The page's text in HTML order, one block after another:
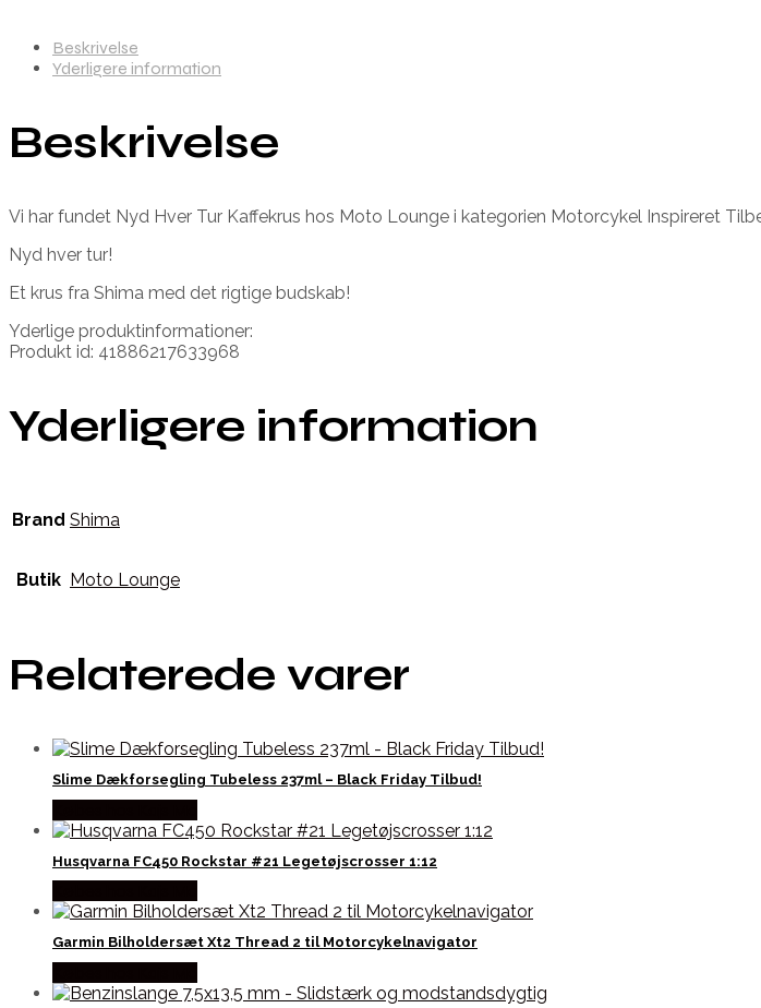
Beskrivelse
Yderligere information
Beskrivelse
Vi har fundet Nyd Hver Tur Kaffekrus hos Moto Lounge i kategorien Motorcykel Inspireret
Nyd hver tur!
Et krus fra Shima med det rigtige budskab!
Yderlige produktinformationer:
Produkt id: 41886217633968
Yderligere information
Brand Shima
Butik Moto Lounge
Relaterede varer
Slime Dækforsegling Tubeless 237ml – Black Friday Tilbud!
Husqvarna FC450 Rockstar #21 Legetøjscrosser 1:12
Garmin Bilholdersæt Xt2 Thread 2 til Motorcykelnavigator